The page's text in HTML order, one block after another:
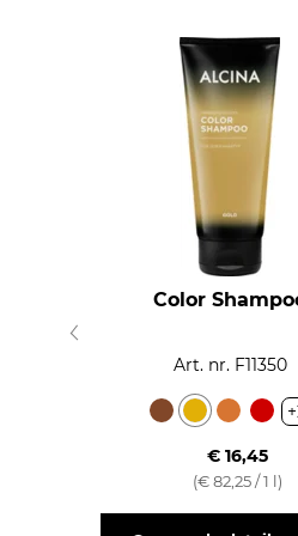
Color
Art. nr. F11350
€ 16,45
(€ 82,25 / 1 l)